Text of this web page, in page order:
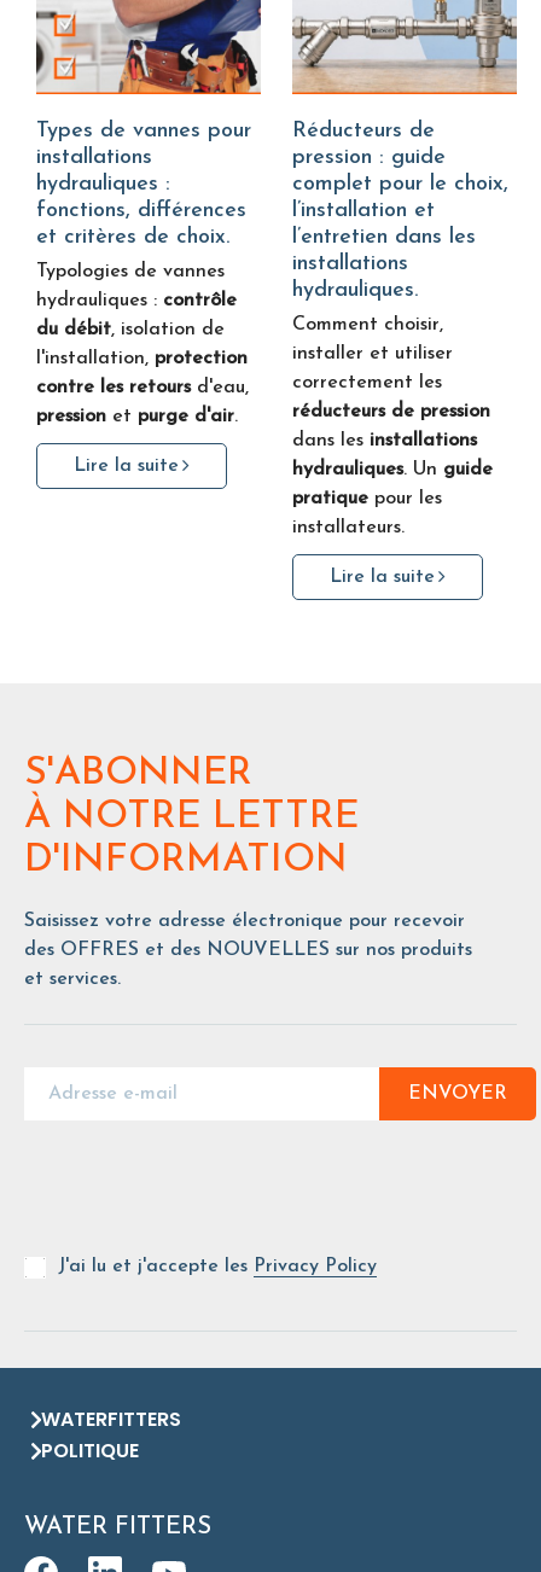
Types de vannes pour
installations
hydrauliques :
fonctions, différences
et critères de choix.
Typologies de vannes
hydrauliques : contrôle
du débit, isolation de
l'installation, protection
contre les retoursd'eau,
pression et purge d'air.
Lire la suite
Réducteurs de
pression : guide
complet pour le choix,
l’installation et
l’entretien dans les
installations
hydrauliques.
Comment choisir,
installer et utiliser
correctement les
réducteurs de pression
dans les installations
hydrauliques. Un guide
pratique pour les
installateurs.
Lire la suite
S'ABONNER
À NOTRE LETTRE
D'INFORMATION
Saisissez votre adresse électronique pour recevoir
des OFFRES et des NOUVELLES sur nos produits
et services.
ENVOYER
J'ai lu et j'accepte les Privacy Policy
WATERFITTERS
POLITIQUE
WATER FITTERS